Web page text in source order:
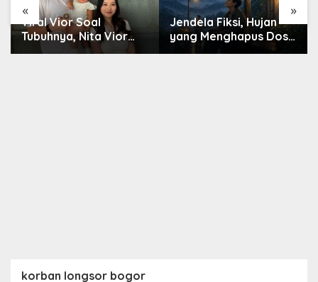
« »
Viral Vior Soal
Tubuhnya, Nita Vior
Akui Nikmati Peranya
Jendela Fiksi, Hujan
yang Menghapus Dosa
korban longsor bogor